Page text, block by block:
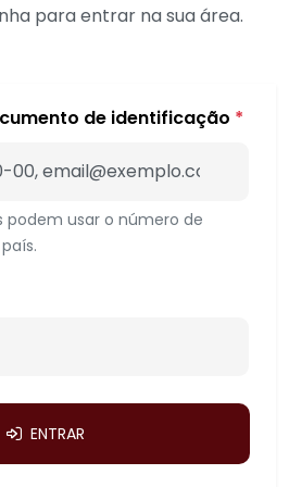
para entrar na sua área.
de identificação *
podem usar o número de
ENTRAR